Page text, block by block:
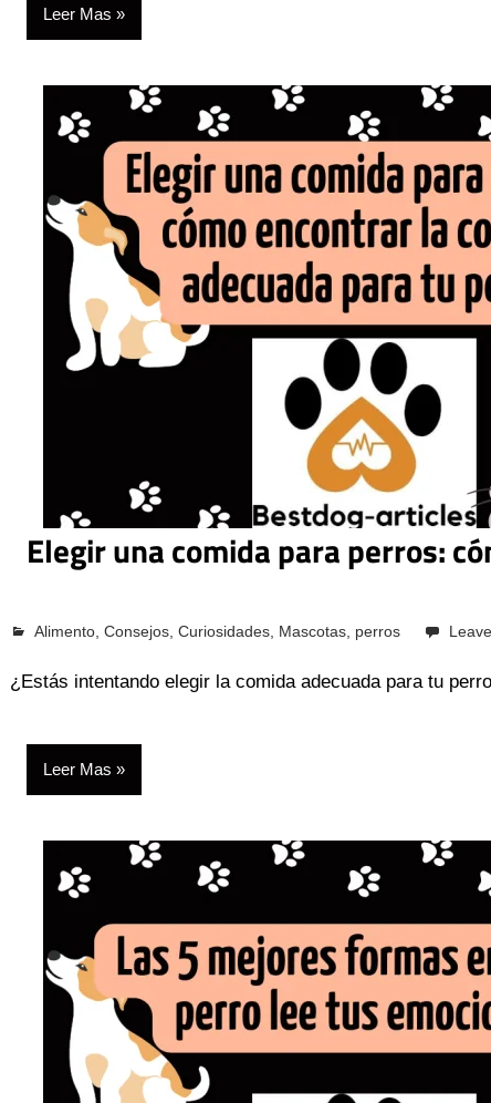
Leer Mas
Elegir una comida para perros:
octubre 12, 2023
Pcvkk
Alimento, Consejos, Curiosidades, Mascotas, perros
¿Estás intentando elegir la comida adecuada para tu
Leer Mas